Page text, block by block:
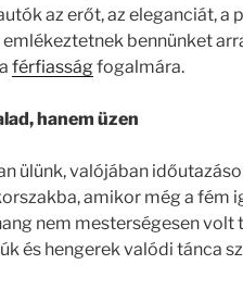
az erőt, az eleganciát, a
bennünket
férfiasságfogalmára.
hanem üzen
ülünk, valójában
amikor még a fém
nem mesterségesen volt
és hengerek valódi tánca